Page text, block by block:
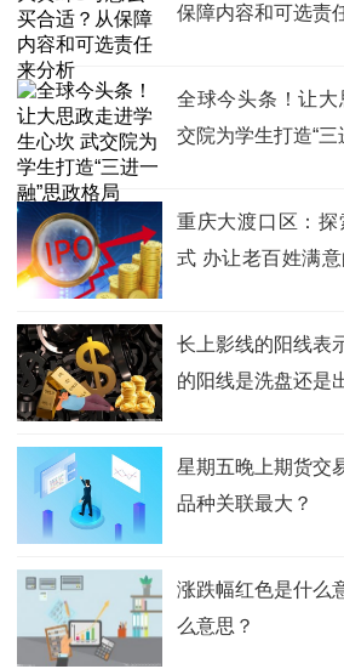
保障内容和可选责
全球今头条！让
交院为学生打造“三
重庆大渡口区：探
式 办让老百姓满
长上影线的阳线表
的阳线是洗盘还是
星期五晚上期货交
品种关联最大？
涨跌幅红色是什么
么意思？